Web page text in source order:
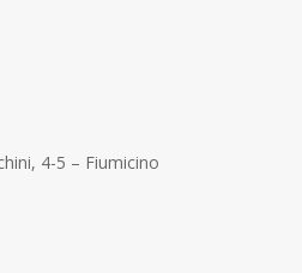
4-5 – Fiumicino